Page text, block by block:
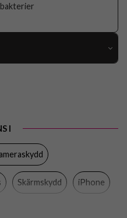
Antibakteriell, Case friendly
Genomskinlig, Svart
Härdat glas
I
Skärmskydd iPhone